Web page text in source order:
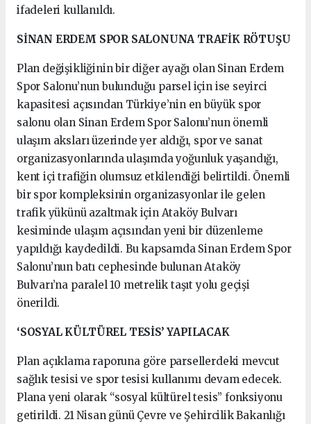
ifadeleri kullanıldı.
SİNAN ERDEM SPOR SALONUNA TRAFİK RÖTUŞU
Plan değişikliğinin bir diğer ayağı olan Sinan Erdem
Spor Salonu’nun bulunduğu parsel için ise seyirci
kapasitesi açısından Türkiye’nin en büyük spor
salonu olan Sinan Erdem Spor Salonu’nun önemli
ulaşım aksları üzerinde yer aldığı, spor ve sanat
organizasyonlarında ulaşımda yoğunluk yaşandığı,
kent içi trafiğin olumsuz etkilendiği belirtildi. Önemli
bir spor kompleksinin organizasyonlar ile gelen
trafik yükünü azaltmak için Ataköy Bulvarı
kesiminde ulaşım açısından yeni bir düzenleme
yapıldığı kaydedildi. Bu kapsamda Sinan Erdem Spor
Salonu’nun batı cephesinde bulunan Ataköy
Bulvarı’na paralel 10 metrelik taşıt yolu geçişi
önerildi.
‘SOSYAL KÜLTÜREL TESİS’ YAPILACAK
Plan açıklama raporuna göre parsellerdeki mevcut
sağlık tesisi ve spor tesisi kullanımı devam edecek.
Plana yeni olarak “sosyal kültürel tesis” fonksiyonu
getirildi. 21 Nisan günü Çevre ve Şehircilik Bakanlığı